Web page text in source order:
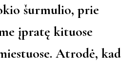
šurmulio, prie
įpratę kituose
Atrodė, kad